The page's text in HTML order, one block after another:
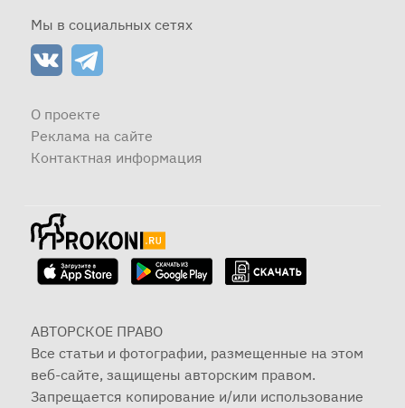
Мы в социальных сетях
О проекте
Реклама на сайте
Контактная информация
АВТОРСКОЕ ПРАВО
Все статьи и фотографии, размещенные на этом
веб-сайте, защищены авторским правом.
Запрещается копирование и/или использование